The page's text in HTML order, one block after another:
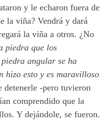
y le echaron fuera de
la viña? Vendrá y dará
la viña a otros. ¿No
piedra que los
angular se ha
hizo esto y es maravilloso
detenerle -pero tuvieron
comprendido que la
Y dejándole, se fueron.